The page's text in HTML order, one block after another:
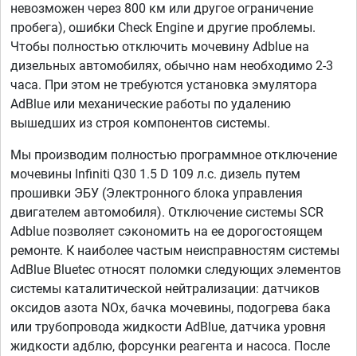
невозможен через 800 км или другое ограничение
пробега), ошибки Check Engine и другие проблемы.
Чтобы полностью отключить мочевину Adblue на
дизельных автомобилях, обычно нам необходимо 2-3
часа. При этом не требуются установка эмулятора
AdBlue или механические работы по удалению
вышедших из строя компонентов системы.
Мы производим полностью программное отключение
мочевины Infiniti Q30 1.5 D 109 л.с. дизель путем
прошивки ЭБУ (Электронного блока управления
двигателем автомобиля). Отключение системы SCR
Adblue позволяет сэкономить на ее дорогостоящем
ремонте. К наиболее частым неисправностям системы
AdBlue Bluetec относят поломки следующих элементов
системы каталитической нейтрализации: датчиков
оксидов азота NOx, бачка мочевины, подогрева бака
или трубопровода жидкости AdBlue, датчика уровня
жидкости адблю, форсунки реагента и насоса. После